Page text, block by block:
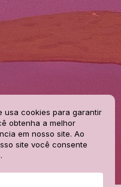
usa cookies para garantir
obtenha a melhor
em nosso site. Ao
site você consente